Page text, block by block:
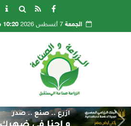
الجمعة 10:20 مـ